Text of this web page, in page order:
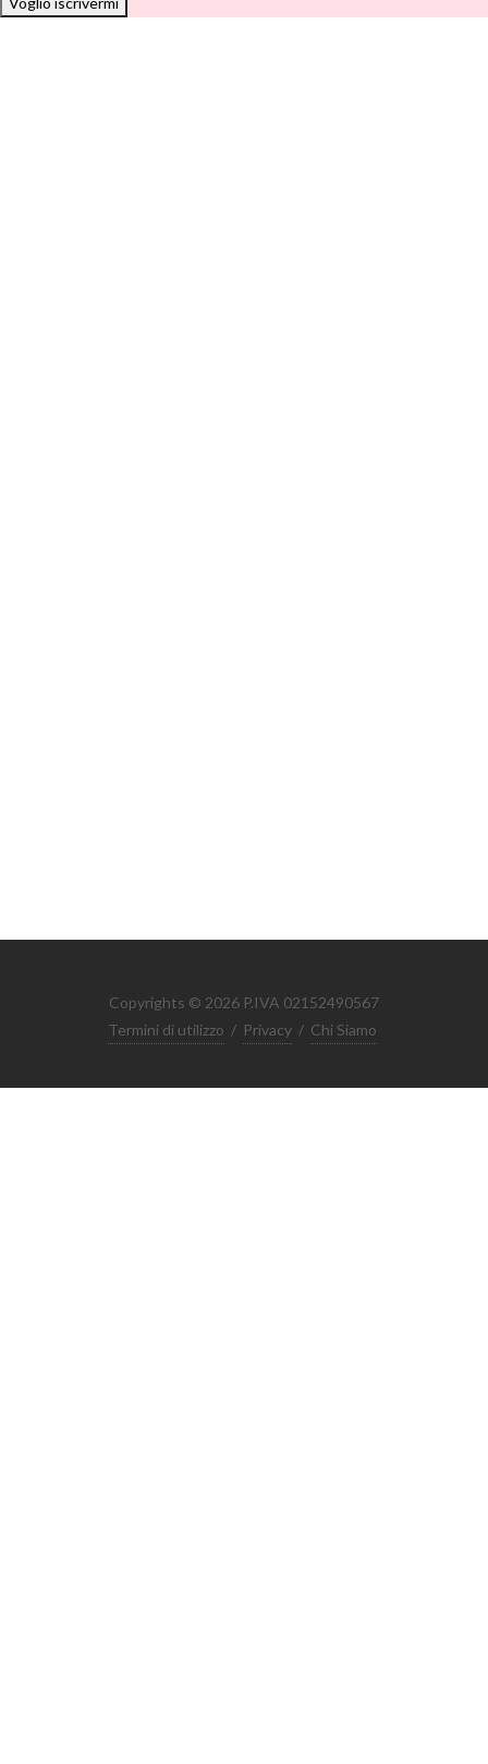
Copyrights © 2026 P.IVA 02152490567
Termini di utilizzo / Privacy / Chi Siamo